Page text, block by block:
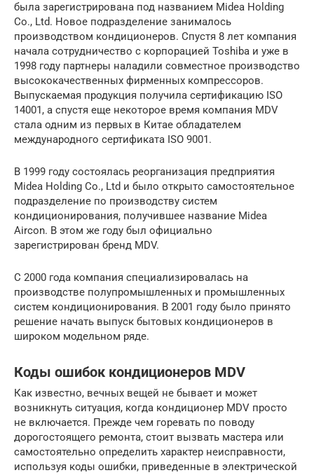
была зарегистрирована под названием Midea Holding
Co., Ltd. Новое подразделение занималось
производством кондиционеров. Спустя 8 лет компания
начала сотрудничество с корпорацией Toshiba и уже в
1998 году партнеры наладили совместное производство
высококачественных фирменных компрессоров.
Выпускаемая продукция получила сертификацию ISO
14001, а спустя еще некоторое время компания MDV
стала одним из первых в Китае обладателем
международного сертификата ISO 9001.
В 1999 году состоялась реорганизация предприятия
Midea Holding Co., Ltd и было открыто самостоятельное
подразделение по производству систем
кондиционирования, получившее название Midea
Aircon. В этом же году был официально
зарегистрирован бренд MDV.
С 2000 года компания специализировалась на
производстве полупромышленных и промышленных
систем кондиционирования. В 2001 году было принято
решение начать выпуск бытовых кондиционеров в
широком модельном ряде.
Коды ошибок кондиционеров MDV
Как известно, вечных вещей не бывает и может
возникнуть ситуация, когда кондиционер MDV просто
не включается. Прежде чем горевать по поводу
дорогостоящего ремонта, стоит вызвать мастера или
самостоятельно определить характер неисправности,
используя коды ошибки, приведенные в электрической